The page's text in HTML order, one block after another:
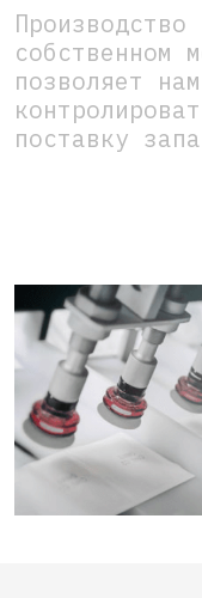
собственном
позволяет
поставку